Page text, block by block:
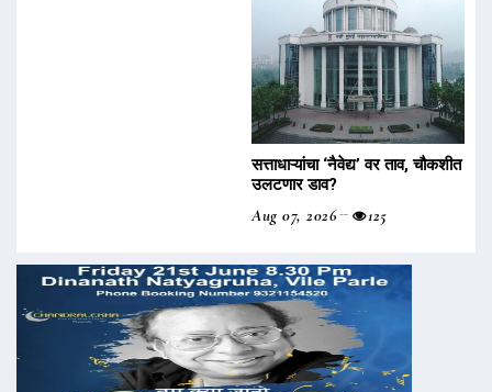
सत्ताधाऱ्यांचा ‌‘नैवेद्य‌’ वर ताव, चौकशीत
उलटणार डाव?
Aug 07, 2026
125